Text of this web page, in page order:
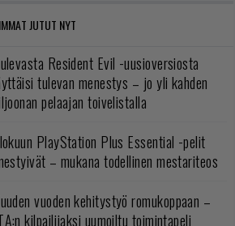
JUTUT NYT
Resident Evil -uusioversiosta
tulevan menestys – jo yli kahden
pelaajan toivelistalla
PlayStation Plus Essential -pelit
– mukana todellinen mestariteos
vuoden kehitystyö romukoppaan –
kilpailijaksi uumoiltu toimintapeli